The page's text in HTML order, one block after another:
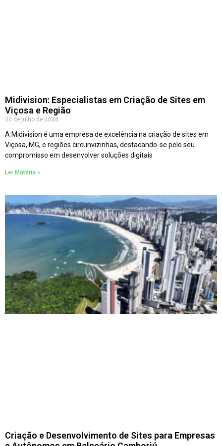
Midivision: Especialistas em Criação de Sites em
Viçosa e Região
30 de julho de 2024
A Midivision é uma empresa de excelência na criação de sites em
Viçosa, MG, e regiões circunvizinhas, destacando-se pelo seu
compromisso em desenvolver soluções digitais
Ler Matéria »
Criação e Desenvolvimento de Sites para Empresas